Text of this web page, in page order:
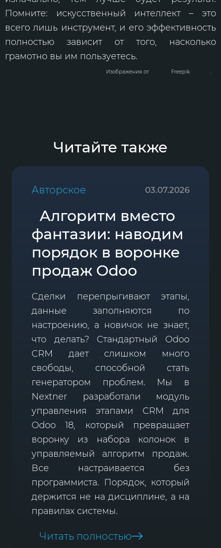
Помните: искусственный интеллект – это
всего лишь инструмент, и его эффективность
полностью зависит от того, насколько
грамотно вы им пользуетесь.
Изображения от Freepik .
Читайте также
Авторское 03.07.2026
Алгоритм вместо
фантазии: наводим
порядок в воронке
продаж Odoo
Сделки перепрыгивают этапы,
данные заполняются по
настроению, а новичок не знает,
что делать? Стандартный Odoo
CRM дает слишком много
свободы, способной стать
генератором проблем. Мы в
Nextner разработали модуль
управления этапами CRM для
Odoo 18, который превращает
воронку из набора колонок в
управляемый алгоритм продаж.
Все настраивается без
программиста. Порядок, который
держится не на дисциплине, а на
правилах системы.
Читать полностью